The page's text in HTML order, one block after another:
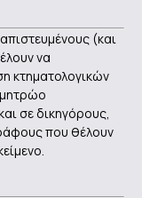
(και
να
κτηματολογικών
σε δικηγόρους,
που θέλουν